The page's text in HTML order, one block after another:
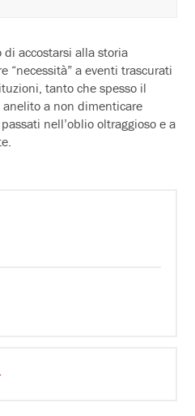
accostarsi alla storia
“necessità” a eventi trascurati
tanto che spesso il
a non dimenticare
nell’oblio oltraggioso e a